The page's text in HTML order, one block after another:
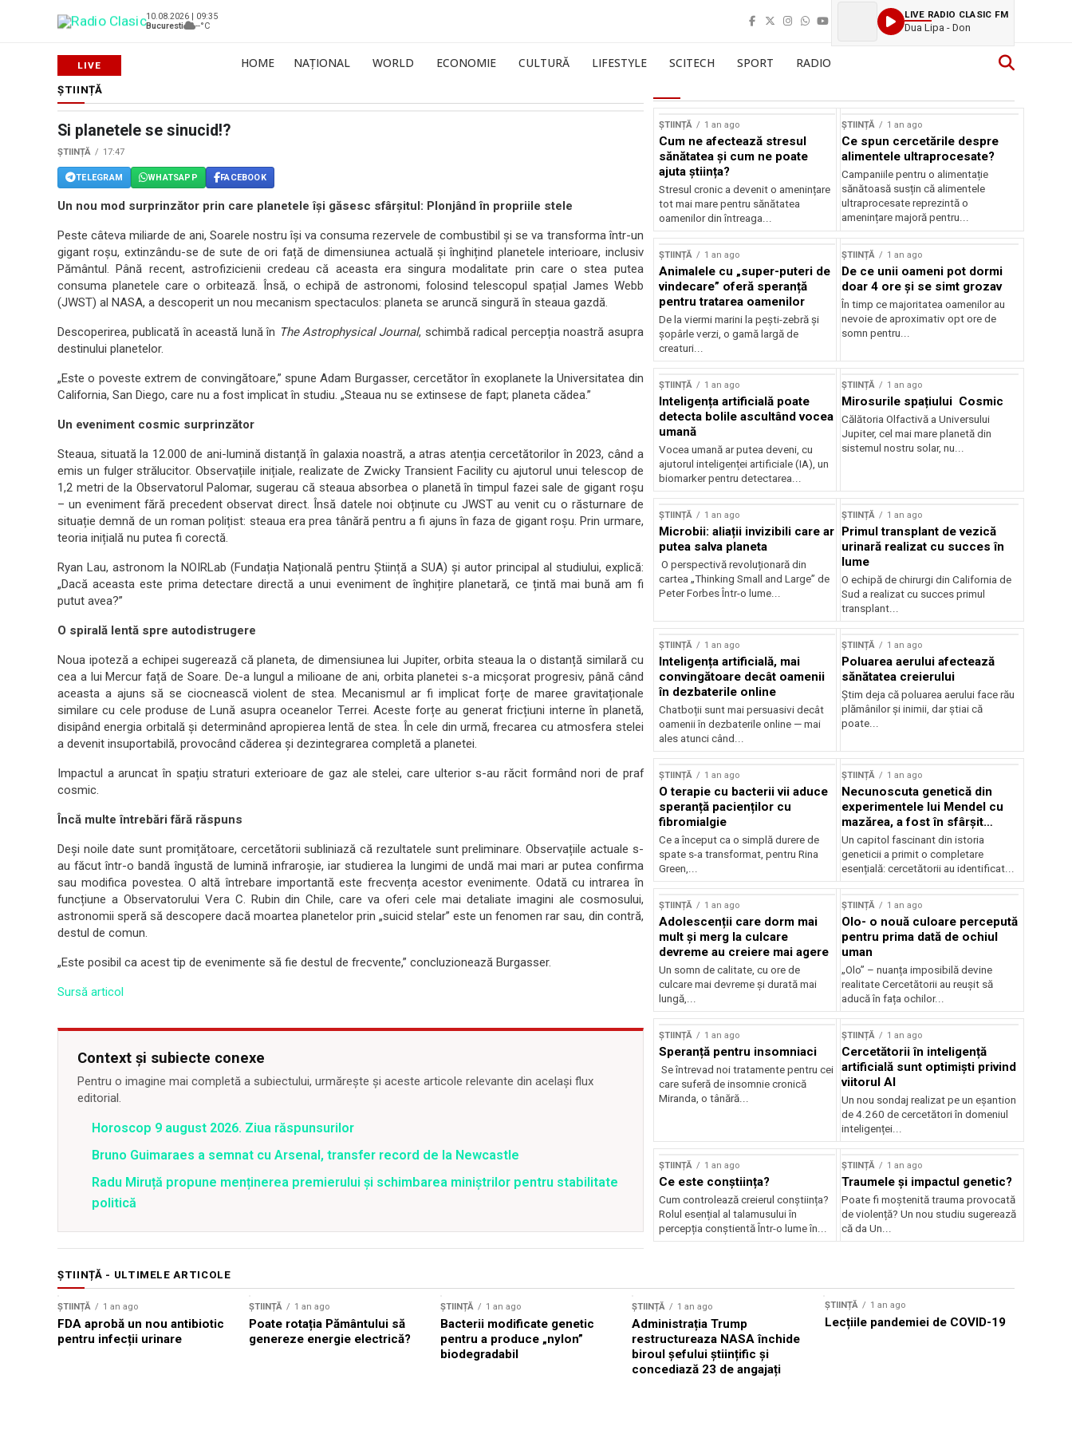
10.08.2026 | 09:35
Bucuresti
--°C
LIVE RADIO CLASIC FM
Dua Lipa - Don
HOME NAȚIONAL WORLD ECONOMIE CULTURĂ LIFESTYLE SCITECH SPORT RADIO
ȘTIINȚĂ
Si planetele se sinucid!?
ȘTIINȚĂ 17:47
TELEGRAM WHATSAPP FACEBOOK
Un nou mod surprinzător prin care planetele își găsesc sfârșitul: Plonjând în propriile stele
Peste câteva miliarde de ani, Soarele nostru își va consuma rezervele de combustibil și se va transforma într-un
gigant roșu, extinzându-se de sute de ori față de dimensiunea actuală și înghițind planetele interioare, inclusiv
Pământul. Până recent, astrofizicienii credeau că aceasta era singura modalitate prin care o stea putea
consuma planetele care o orbitează. Însă, o echipă de astronomi, folosind telescopul spațial James Webb
(JWST) al NASA, a descoperit un nou mecanism spectaculos: planeta se aruncă singură în steaua gazdă.
Descoperirea, publicată în această lună în The Astrophysical Journal, schimbă radical percepția noastră asupra
destinului planetelor.
„Este o poveste extrem de convingătoare,” spune Adam Burgasser, cercetător în exoplanete la Universitatea din
California, San Diego, care nu a fost implicat în studiu. „Steaua nu se extinsese de fapt; planeta cădea.”
Un eveniment cosmic surprinzător
Steaua, situată la 12.000 de ani-lumină distanță în galaxia noastră, a atras atenția cercetătorilor în 2023, când a
emis un fulger strălucitor. Observațiile inițiale, realizate de Zwicky Transient Facility cu ajutorul unui telescop de
1,2 metri de la Observatorul Palomar, sugerau că steaua absorbea o planetă în timpul fazei sale de gigant roșu
– un eveniment fără precedent observat direct. Însă datele noi obținute cu JWST au venit cu o răsturnare de
situație demnă de un roman polițist: steaua era prea tânără pentru a fi ajuns în faza de gigant roșu. Prin urmare,
teoria inițială nu putea fi corectă.
Ryan Lau, astronom la NOIRLab (Fundația Națională pentru Știință a SUA) și autor principal al studiului, explică:
„Dacă aceasta este prima detectare directă a unui eveniment de înghițire planetară, ce țintă mai bună am fi
putut avea?”
O spirală lentă spre autodistrugere
Noua ipoteză a echipei sugerează că planeta, de dimensiunea lui Jupiter, orbita steaua la o distanță similară cu
cea a lui Mercur față de Soare. De-a lungul a milioane de ani, orbita planetei s-a micșorat progresiv, până când
aceasta a ajuns să se ciocnească violent de stea. Mecanismul ar fi implicat forțe de maree gravitaționale
similare cu cele produse de Lună asupra oceanelor Terrei. Aceste forțe au generat fricțiuni interne în planetă,
disipând energia orbitală și determinând apropierea lentă de stea. În cele din urmă, frecarea cu atmosfera stelei
a devenit insuportabilă, provocând căderea și dezintegrarea completă a planetei.
Impactul a aruncat în spațiu straturi exterioare de gaz ale stelei, care ulterior s-au răcit formând nori de praf
cosmic.
Încă multe întrebări fără răspuns
Deși noile date sunt promițătoare, cercetătorii subliniază că rezultatele sunt preliminare. Observațiile actuale s-
au făcut într-o bandă îngustă de lumină infraroșie, iar studierea la lungimi de undă mai mari ar putea confirma
sau modifica povestea. O altă întrebare importantă este frecvența acestor evenimente. Odată cu intrarea în
funcțiune a Observatorului Vera C. Rubin din Chile, care va oferi cele mai detaliate imagini ale cosmosului,
astronomii speră să descopere dacă moartea planetelor prin „suicid stelar” este un fenomen rar sau, din contră,
destul de comun.
„Este posibil ca acest tip de evenimente să fie destul de frecvente,” concluzionează Burgasser.
Sursă articol
Context și subiecte conexe
Pentru o imagine mai completă a subiectului, urmărește și aceste articole relevante din același flux
editorial.
Horoscop 9 august 2026. Ziua răspunsurilor
Bruno Guimaraes a semnat cu Arsenal, transfer record de la Newcastle
Radu Miruță propune menținerea premierului și schimbarea miniștrilor pentru stabilitate
politică
ȘTIINȚĂ 1 an ago
Cum ne afectează stresul
sănătatea și cum ne poate
ajuta știința?
Stresul cronic a devenit o amenințare
tot mai mare pentru sănătatea
oamenilor din întreaga...
ȘTIINȚĂ 1 an ago
Ce spun cercetările despre
alimentele ultraprocesate?
Campaniile pentru o alimentație
sănătoasă susțin că alimentele
ultraprocesate reprezintă o
amenințare majoră pentru...
ȘTIINȚĂ 1 an ago
Animalele cu „super-puteri de
vindecare” oferă speranță
pentru tratarea oamenilor
De la viermi marini la pești-zebră și
șopârle verzi, o gamă largă de
creaturi...
ȘTIINȚĂ 1 an ago
De ce unii oameni pot dormi
doar 4 ore și se simt grozav
În timp ce majoritatea oamenilor au
nevoie de aproximativ opt ore de
somn pentru...
ȘTIINȚĂ 1 an ago
Inteligența artificială poate
detecta bolile ascultând vocea
umană
Vocea umană ar putea deveni, cu
ajutorul inteligenței artificiale (IA), un
biomarker pentru detectarea...
ȘTIINȚĂ 1 an ago
Mirosurile spațiului Cosmic
Călătoria Olfactivă a Universului
Jupiter, cel mai mare planetă din
sistemul nostru solar, nu...
ȘTIINȚĂ 1 an ago
Microbii: aliații invizibili care ar
putea salva planeta
O perspectivă revoluționară din
cartea „Thinking Small and Large” de
Peter Forbes Într-o lume...
ȘTIINȚĂ 1 an ago
Primul transplant de vezică
urinară realizat cu succes în
lume
O echipă de chirurgi din California de
Sud a realizat cu succes primul
transplant...
ȘTIINȚĂ 1 an ago
Inteligența artificială, mai
convingătoare decât oamenii
în dezbaterile online
Chatboții sunt mai persuasivi decât
oamenii în dezbaterile online — mai
ales atunci când...
ȘTIINȚĂ 1 an ago
Poluarea aerului afectează
sănătatea creierului
Știm deja că poluarea aerului face rău
plămânilor și inimii, dar știai că
poate...
ȘTIINȚĂ 1 an ago
O terapie cu bacterii vii aduce
speranță pacienților cu
fibromialgie
Ce a început ca o simplă durere de
spate s-a transformat, pentru Rina
Green,...
ȘTIINȚĂ 1 an ago
Necunoscuta genetică din
experimentele lui Mendel cu
mazărea, a fost în sfârșit
rezolvară
Un capitol fascinant din istoria
geneticii a primit o completare
esențială: cercetătorii au identificat...
ȘTIINȚĂ 1 an ago
Adolescenții care dorm mai
mult și merg la culcare
devreme au creiere mai agere
Un somn de calitate, cu ore de
culcare mai devreme și durată mai
lungă,...
ȘTIINȚĂ 1 an ago
Olo- o nouă culoare percepută
pentru prima dată de ochiul
uman
„Olo” – nuanța imposibilă devine
realitate Cercetătorii au reușit să
aducă în fața ochilor...
ȘTIINȚĂ 1 an ago
Speranță pentru insomniaci
Se întrevad noi tratamente pentru cei
care suferă de insomnie cronică
Miranda, o tânără...
ȘTIINȚĂ 1 an ago
Cercetătorii în inteligență
artificială sunt optimiști privind
viitorul AI
Un nou sondaj realizat pe un eșantion
de 4.260 de cercetători în domeniul
inteligenței...
ȘTIINȚĂ 1 an ago
Ce este conștiința?
Cum controlează creierul conștiința?
Rolul esențial al talamusului în
percepția conștientă Într-o lume în...
ȘTIINȚĂ 1 an ago
Traumele și impactul genetic?
Poate fi moștenită trauma provocată
de violență? Un nou studiu sugerează
că da Un...
ȘTIINȚĂ - ULTIMELE ARTICOLE
ȘTIINȚĂ 1 an ago
FDA aprobă un nou antibiotic
pentru infecții urinare
ȘTIINȚĂ 1 an ago
Poate rotația Pământului să
genereze energie electrică?
ȘTIINȚĂ 1 an ago
Bacterii modificate genetic
pentru a produce „nylon”
biodegradabil
ȘTIINȚĂ 1 an ago
Administrația Trump
restructureaza NASA închide
biroul șefului științific și
concediază 23 de angajați
ȘTIINȚĂ 1 an ago
Lecțiile pandemiei de COVID-19